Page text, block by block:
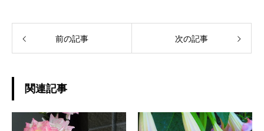
前の記事 次の記事
関連記事